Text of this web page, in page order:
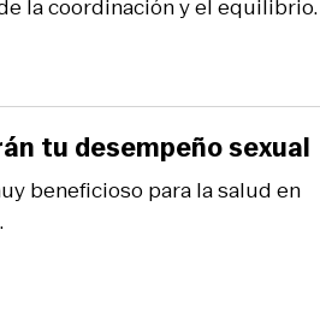
la coordinación y el equilibrio.
beneficioso para la salud en
tu desempeño sexual